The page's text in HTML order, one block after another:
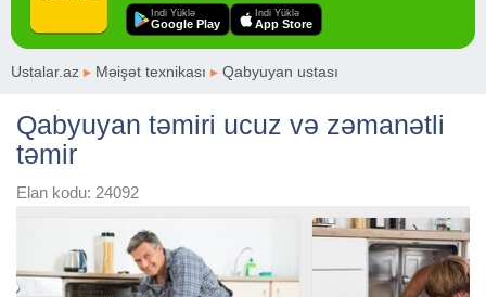
Indi Yüklə
Google Play
Indi Yüklə
App Store
Ustalar.az ▸ Məişət texnikası ▸ Qabyuyan ustası
Qabyuyan təmiri ucuz və zəmanətli
təmir
Elan kodu: 24092